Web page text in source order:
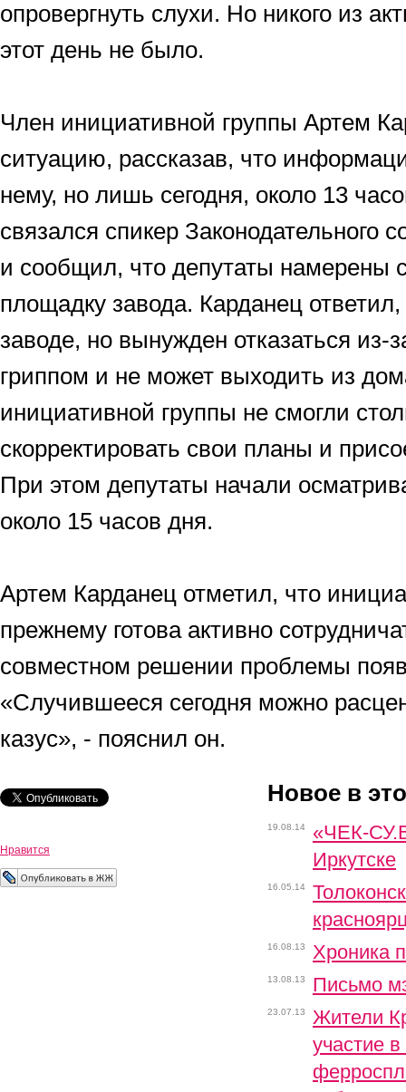
опровергнуть слухи. Но никого из
этот день не было.
Член инициативной группы Артем
ситуацию, рассказав, что
нему, но лишь сегодня, около 13
связался спикер Законодательного
и сообщил, что депутаты намерены
площадку завода. Карданец
заводе, но вынужден отказаться из-
гриппом и не может выходить из
инициативной группы не смогли
скорректировать свои планы и
При этом депутаты начали
около 15 часов дня.
Артем Карданец отметил, что
прежнему готова активно
совместном решении проблемы
«Случившееся сегодня можно
казус», - пояснил он.
Нравится
Новое в
19.08.14
«ЧЕК-
Иркутске
16.05.14
16.08.13 Хроника
13.08.13 Письмо
23.07.13
Жители
участие